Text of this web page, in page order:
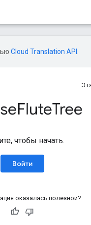
Cloud Translation API
FluteTree
чтобы начать.
Войти
оказалась полезной?